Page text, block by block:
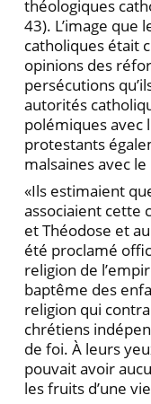
théologiques
43). L’image que
catholiques était
opinions des
persécutions
autorités
polémiques avec
protestants
malsaines avec
«Ils estimaient
associaient cette
et Théodose et
été proclamé
religion de
baptême des
religion qui
chrétiens
de foi. À leurs
pouvait avoir
les fruits d’une